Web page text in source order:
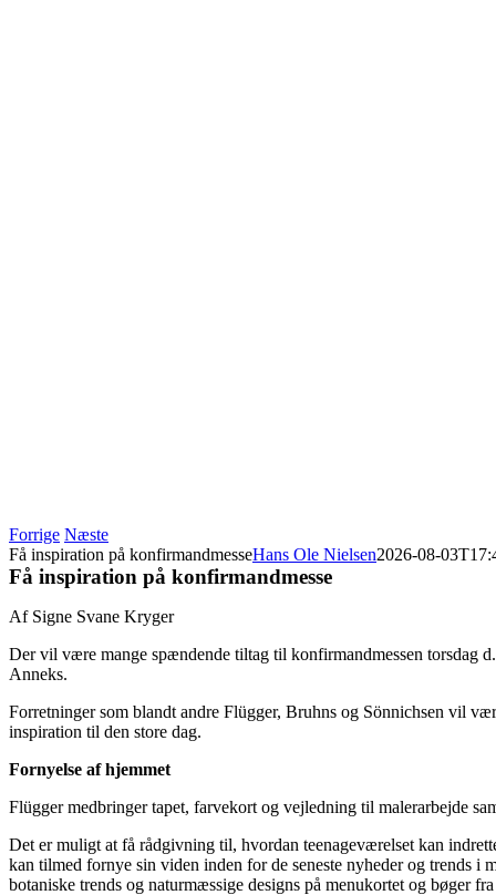
Forrige Næste
Få inspiration på konfirmandmesseHans Ole Nielsen2026-08-
Få inspiration på konfirmandmesse
Af Signe Svane Kryger
Der vil være mange spændende tiltag til konfirmandmessen torsdag
Anneks.
Forretninger som blandt andre Flügger, Bruhns og Sönnichsen vil
inspiration til den store dag.
Fornyelse af hjemmet
Flügger medbringer tapet, farvekort og vejledning til malerarbejde
Det er muligt at få rådgivning til, hvordan teenageværelset kan
kan tilmed fornye sin viden inden for de seneste nyheder og trends i
botaniske trends og naturmæssige designs på menukortet og bøger